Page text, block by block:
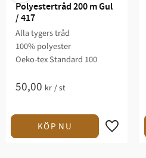
Polyestertråd 200 m Gul
/ 417
Alla tygers tråd
100% polyester
Oeko-tex Standard 100
50,00 kr /st